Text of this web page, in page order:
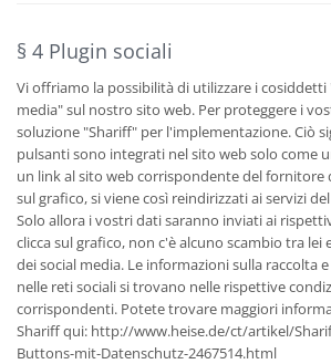
§ 4 Plugin sociali
Vi offriamo la possibilità di utilizzare i
media" sul nostro sito web. Per proteggere i
soluzione "Shariff" per l'implementazione. Ciò
pulsanti sono integrati nel sito web solo come
un link al sito web corrispondente del fornitore
sul grafico, si viene così reindirizzati ai servizi
Solo allora i vostri dati saranno inviati ai
clicca sul grafico, non c'è alcuno scambio tra
dei social media. Le informazioni sulla raccolta
nelle reti sociali si trovano nelle rispettive
corrispondenti. Potete trovare maggiori
Shariff qui: http://www.heise.de/ct/artikel/
Buttons-mit-Datenschutz-2467514.html